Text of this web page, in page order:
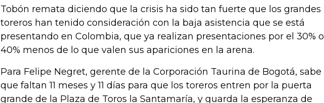
Tobón remata diciendo que la crisis ha sido tan fuerte que los grandes
toreros han tenido consideración con la baja asistencia que se está
presentando en Colombia, que ya realizan presentaciones por el 30% o
40% menos de lo que valen sus apariciones en la arena.
Para Felipe Negret, gerente de la Corporación Taurina de Bogotá, sabe
que faltan 11 meses y 11 días para que los toreros entren por la puerta
grande de la Plaza de Toros la Santamaría, y guarda la esperanza de